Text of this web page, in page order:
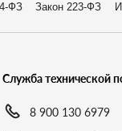
ФЗ Закон 223-ФЗ
Служба технической
8 900 130 6979